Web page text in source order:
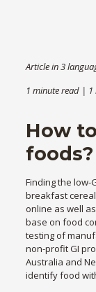
Article in 3
1 minute read |
How
foods?
Finding the low-
breakfast
online as well
base on food
testing of
non-profit GI
Australia and
identify food